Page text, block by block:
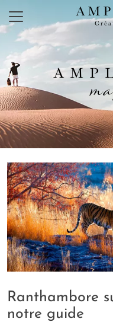
×
Ranthambore
notre guide